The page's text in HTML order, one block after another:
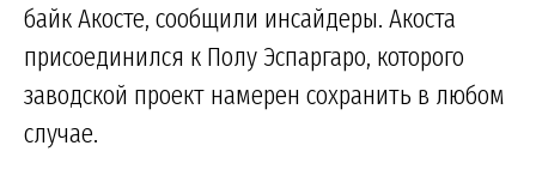
байк Акосте, сообщили инсайдеры. Акоста
присоединился к Полу Эспаргаро, которого
заводской проект намерен сохранить в любом
случае.